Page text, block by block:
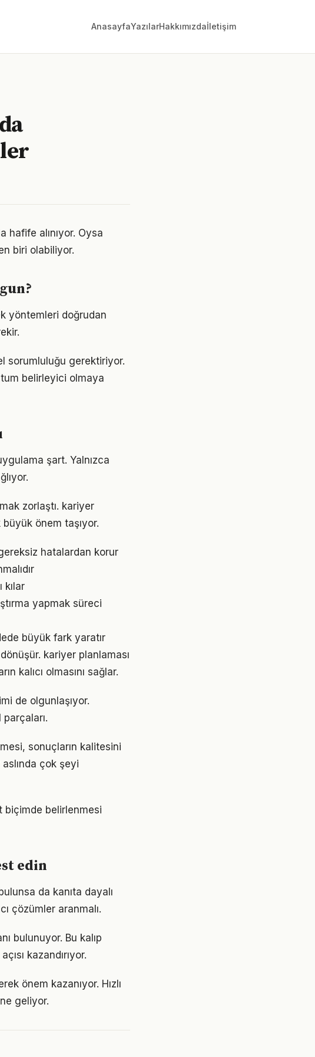
AnasayfaYazılarHakkımızdaİletişim
hafife alınıyor. Oysa
biri olabiliyor.
yöntemleri doğrudan
sorumluluğu gerektiriyor.
belirleyici olmaya
şart. Yalnızca
zorlaştı. kariyer
önem taşıyor.
hatalardan korur
kılar
yapmak süreci
büyük fark yaratır
kariyer planlaması
kalıcı olmasını sağlar.
de olgunlaşıyor.
sonuçların kalitesini
çok şeyi
biçimde belirlenmesi
edin
da kanıta dayalı
çözümler aranmalı.
bulunuyor. Bu kalıp
kazandırıyor.
önem kazanıyor. Hızlı
geliyor.